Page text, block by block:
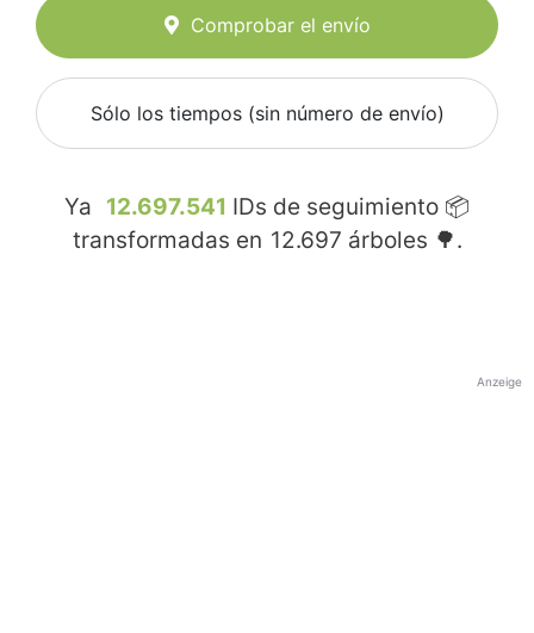
Comprobar el envío
Sólo los tiempos (sin número de envío)
Ya 12.697.541 IDs de seguimiento 📦
transformadas en 12.697 árboles 🌳.
Anzeige